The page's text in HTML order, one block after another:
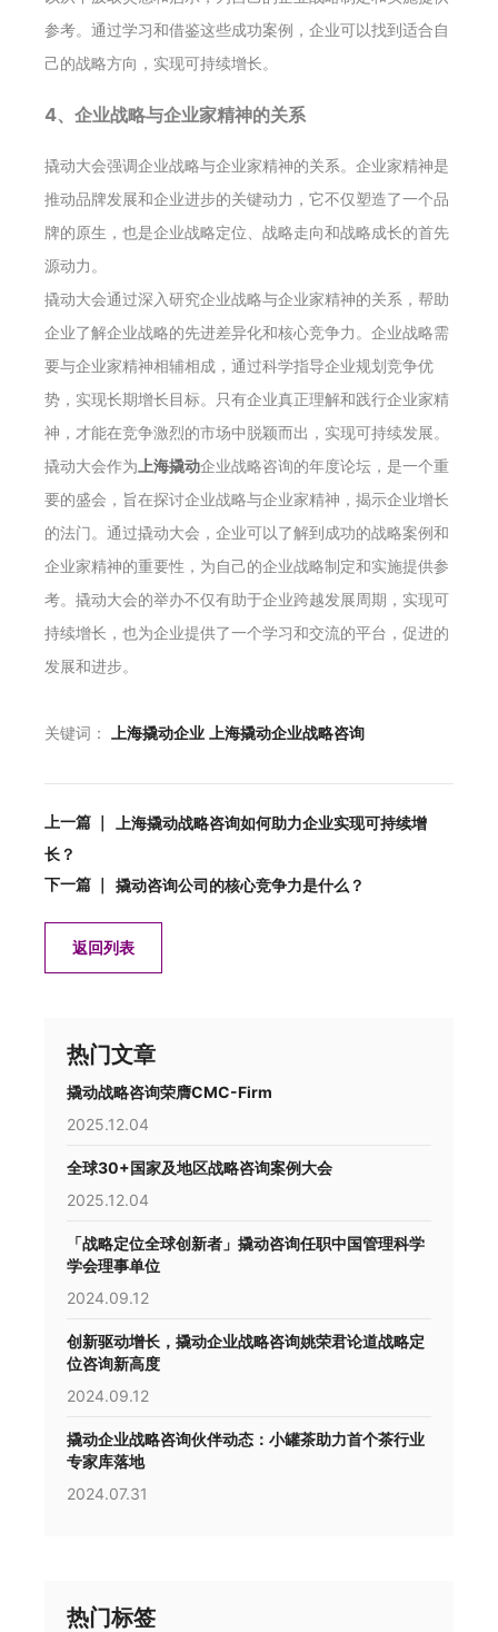
参考。通过学习和借鉴这些成功案例，企业可以找到适合自
己的战略方向，实现可持续增长。
4、企业战略与企业家精神的关系
撬动大会强调企业战略与企业家精神的关系。企业家精神是
推动品牌发展和企业进步的关键动力，它不仅塑造了一个品
牌的原生，也是企业战略定位、战略走向和战略成长的首先
源动力。
撬动大会通过深入研究企业战略与企业家精神的关系，帮助
企业了解企业战略的先进差异化和核心竞争力。企业战略需
要与企业家精神相辅相成，通过科学指导企业规划竞争优
势，实现长期增长目标。只有企业真正理解和践行企业家精
神，才能在竞争激烈的市场中脱颖而出，实现可持续发展。
撬动大会作为 上海撬动企业战略咨询的年度论坛，是一个重
要的盛会，旨在探讨企业战略与企业家精神，揭示企业增长
的法门。通过撬动大会，企业可以了解到成功的战略案例和
企业家精神的重要性，为自己的企业战略制定和实施提供参
考。撬动大会的举办不仅有助于企业跨越发展周期，实现可
持续增长，也为企业提供了一个学习和交流的平台，促进的
发展和进步。
关键词： 上海撬动企业 上海撬动企业战略咨询
上一篇 ｜
上海撬动战略咨询如何助力企业实现可持续增
长？
下一篇 ｜
撬动咨询公司的核心竞争力是什么？
返回列表
热门文章
撬动战略咨询荣膺CMC-Firm
2025.12.04
全球30+国家及地区战略咨询案例大会
2025.12.04
「战略定位全球创新者」撬动咨询任职中国管理科学
学会理事单位
2024.09.12
创新驱动增长，撬动企业战略咨询姚荣君论道战略定
位咨询新高度
2024.09.12
撬动企业战略咨询伙伴动态：小罐茶助力首个茶行业
专家库落地
2024.07.31
热门标签